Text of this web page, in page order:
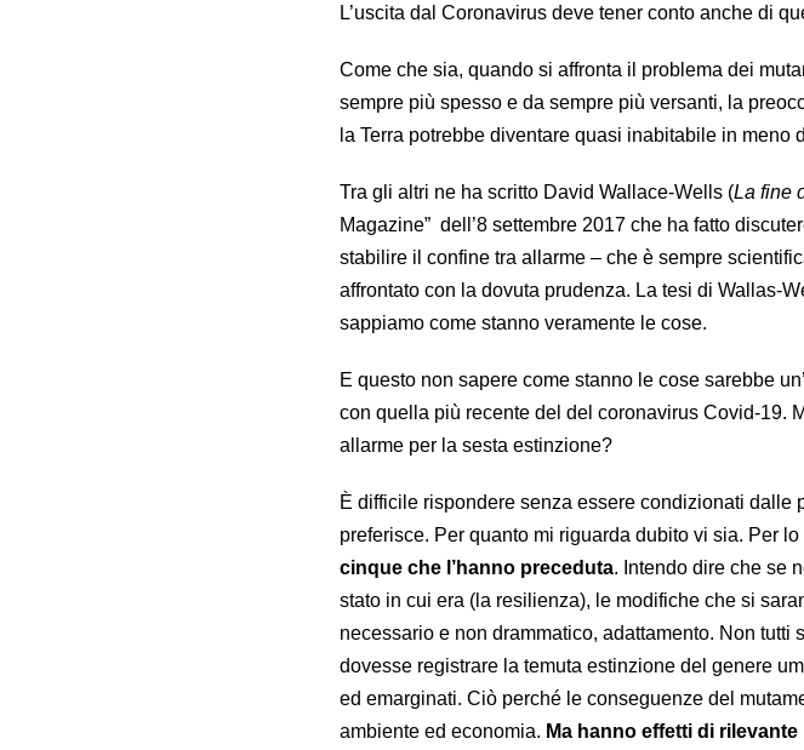
L’uscita dal Coronavirus deve tener conto anche di
Come che sia, quando si affronta il problema dei
sempre più spesso e da sempre più versanti, la
la Terra potrebbe diventare quasi inabitabile in meno
Tra gli altri ne ha scritto David Wallace-Wells (La fine
Magazine” dell’8 settembre 2017 che ha fatto
stabilire il confine tra allarme – che è sempre
affrontato con la dovuta prudenza. La tesi di Wallas-
sappiamo come stanno veramente le cose.
E questo non sapere come stanno le cose sarebbe
con quella più recente del del coronavirus Covid-19.
allarme per la sesta estinzione?
È difficile rispondere senza essere condizionati dalle
preferisce. Per quanto mi riguarda dubito vi sia. Per lo
cinque che l’hanno preceduta. Intendo dire che se
stato in cui era (la resilienza), le modifiche che si
necessario e non drammatico, adattamento. Non tutti
dovesse registrare la temuta estinzione del genere
ed emarginati. Ciò perché le conseguenze del
ambiente ed economia. Ma hanno effetti di